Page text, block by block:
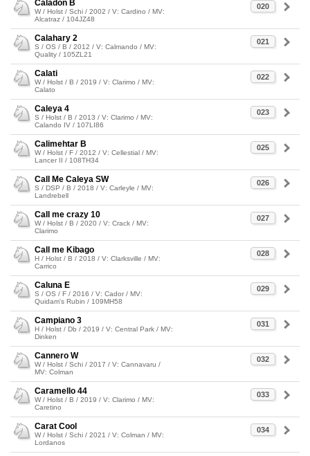
020
Caladon B
W / Holst / Schi / 2002 / V: Cardino / MV:
Alcatraz / 104JZ48
021
Calahary 2
S / OS / B / 2012 / V: Calmando / MV:
Quality / 105ZL21
022
Calati
W / Holst / B / 2019 / V: Clarimo / MV:
Calato
023
Caleya 4
S / Holst / B / 2013 / V: Clarimo / MV:
Calando IV / 107LI86
025
Calimehtar B
W / Holst / F / 2012 / V: Cellestial / MV:
Lancer II / 108TH34
026
Call Me Caleya SW
S / DSP / B / 2018 / V: Carleyle / MV:
Landrebell
027
Call me crazy 10
W / Holst / B / 2020 / V: Crack / MV:
Clarimo
028
Call me Kibago
H / Holst / B / 2018 / V: Clarksville / MV:
Carrico
029
Caluna E
S / OS / F / 2016 / V: Cador / MV:
Quidam's Rubin / 109MH58
031
Campiano 3
H / Holst / Db / 2019 / V: Central Park / MV:
Dinken
032
Cannero W
W / Holst / Schi / 2017 / V: Cannavaru /
MV: Colman
033
Caramello 44
W / Holst / B / 2019 / V: Clarimo / MV:
Caretino
034
Carat Cool
W / Holst / Schi / 2021 / V: Colman / MV:
Lordanos